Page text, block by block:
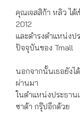
คุณเจสสิก้า หลิว ได้
2012
และดำรงตำแหน่ง
ปัจจุบันของ Tmall
นอกจากนั้นเธอยัง
ผ่านมา
ในตำแหน่งประธาน
ซาด้า กรุ๊ปอีกด้วย